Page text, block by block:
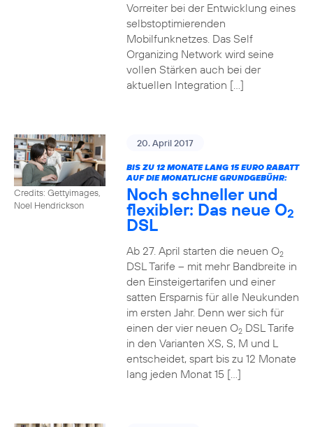
Vorreiter bei der Entwicklung eines
selbstoptimierenden
Mobilfunknetzes. Das Self
Organizing Network wird seine
vollen Stärken auch bei der
aktuellen Integration […]
Credits: Gettyimages,
Noel Hendrickson
20. April 2017
BIS ZU 12 MONATE LANG 15 EURO RABATT
AUF DIE MONATLICHE GRUNDGEBÜHR:
Noch schneller und
flexibler: Das neue O2
DSL
Ab 27. April starten die neuen O2
DSL Tarife – mit mehr Bandbreite in
den Einsteigertarifen und einer
satten Ersparnis für alle Neukunden
im ersten Jahr. Denn wer sich für
einen der vier neuen O2DSL Tarife
in den Varianten XS, S, M und L
entscheidet, spart bis zu 12 Monate
lang jeden Monat 15 […]